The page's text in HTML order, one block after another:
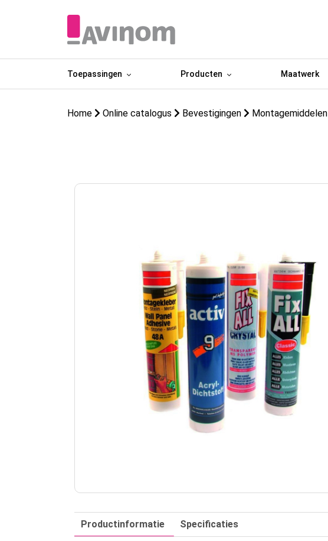
Toepassingen Producten Maatwerk
Home Online catalogus Bevestigingen Montagemiddelen
Productinformatie Specificaties